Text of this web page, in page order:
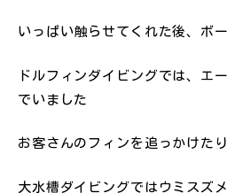
いっぱい触らせてくれた後、ボ
ドルフィンダイビングでは、エ
でいました
お客さんのフィンを追っかけた
大水槽ダイビングではウミスズ